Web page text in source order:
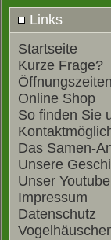
Links
Startseite
Kurze Frage?
Öffnungszeiten
Online Shop
So finden Sie
Das Samen-
Unsere
Unser
Impressum
Datenschutz